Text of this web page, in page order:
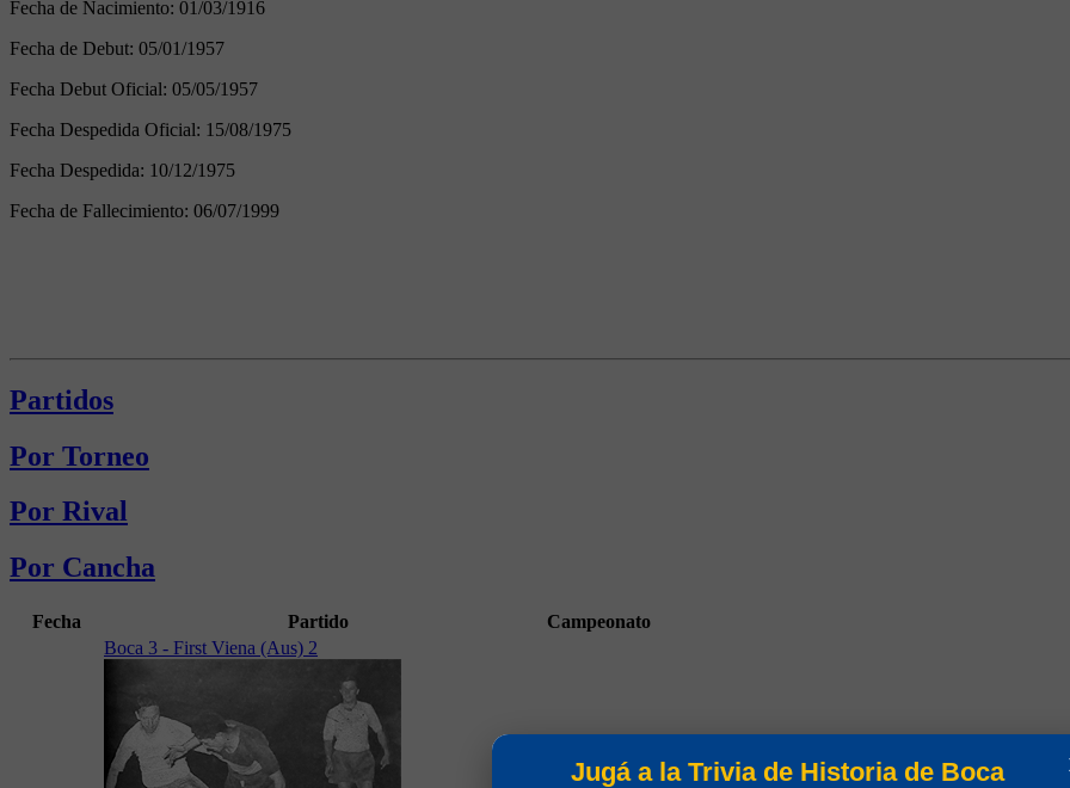
Fecha de Nacimiento: 01/03/1916
Fecha de Debut: 05/01/1957
Fecha Debut Oficial: 05/05/1957
Fecha Despedida Oficial: 15/08/1975
Fecha Despedida: 10/12/1975
Fecha de Fallecimiento: 06/07/1999
Partidos
Por Torneo
Por Rival
Por Cancha
Fecha Partido Campeonato
Boca 3 - First Viena (Aus) 2
Jugá a la Trivia de Historia de Boca